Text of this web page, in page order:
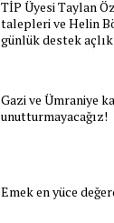
TİP Üyesi Taylan
talepleri ve Helin
günlük destek
Gazi ve Ümraniye
unutturmayacağız!
Emek en yüce